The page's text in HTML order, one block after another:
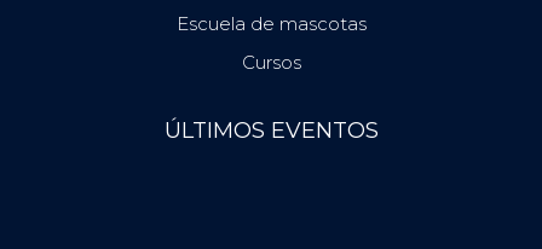
Escuela de mascotas
Cursos
ÚLTIMOS EVENTOS